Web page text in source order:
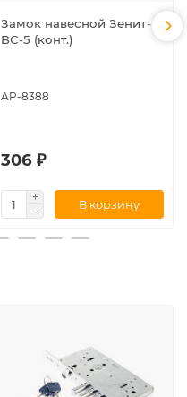
Замок навесной Зенит-
ВС-5 (конт.)
AP-8388
306 ₽
В корзину